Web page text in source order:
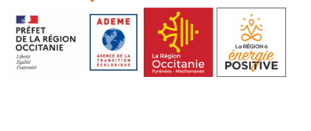
TOTEn Occitanie | Territoires
d’Occitanie pour la Transition
Energétique